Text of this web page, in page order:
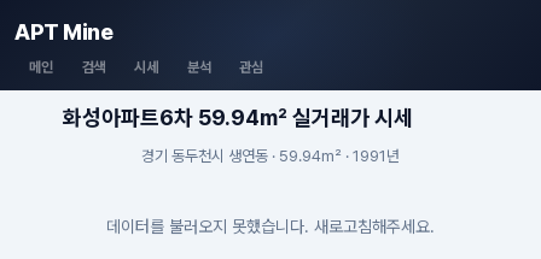
APT Mine
메인 검색 시세 분석 관심
화성아파트6차 59.94m² 실거래가 시세
경기 동두천시 생연동 · 59.94m² · 1991년
데이터를 불러오지 못했습니다. 새로고침해주세요.